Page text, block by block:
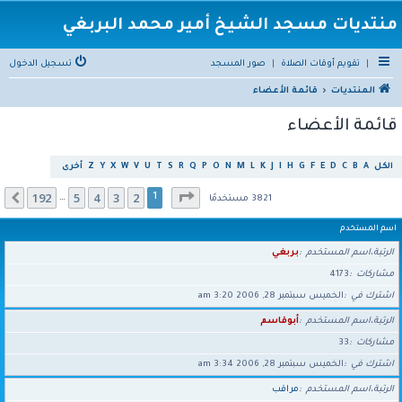
منتديات مسجد الشيخ أمير محمد البربغي
تقويم أوقات الصلاة صور المسجد تسجيل الدخول
المنتديات قائمة الأعضاء
قائمة الأعضاء
الكل A
B
C
D
E
F
G
H
K
L
M
N
O
P
Q
R
S
U
V
W
X
Y
Z أخرى
3821 مستخدمًاصفحة1من 192
2
3
4
5
…
192 التالي
اسم المستخدم
الرتبة،اسم المستخدم بربغي
مشاركات 4173
اشترك في الخميس سبتمبر 28, 2006 3:20 am
الرتبة،اسم المستخدم أبوقاسم
مشاركات 33
اشترك في الخميس سبتمبر 28, 2006 3:34 am
الرتبة،اسم المستخدم مراقب